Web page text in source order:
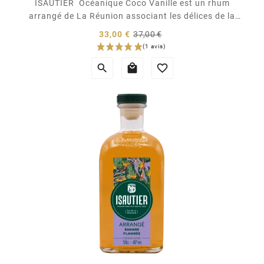
ISAUTIER Océanique Coco Vanille est un rhum
arrangé de La Réunion associant les délices de la
noix de coco à la suavité de la meilleure vanille
bourbon de l'île. Fruit de la créativité et de
33,00 € 37,00 €
normal
Prix
  